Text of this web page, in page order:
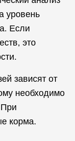
уровень
Если
это
зависят от
необходимо
При
корма.